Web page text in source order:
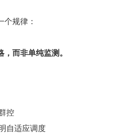
规律：
而非单纯监测。
控
自适应调度